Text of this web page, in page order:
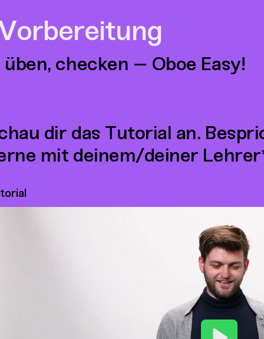
checken – Oboe Easy!
dir das Tutorial an.
mit deinem/deiner